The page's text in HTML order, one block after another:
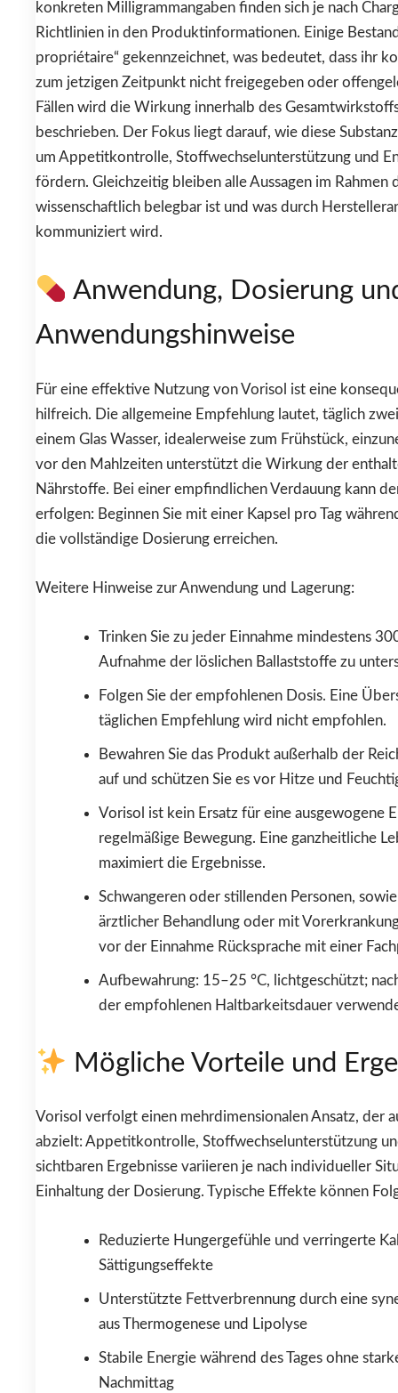
konkreten Milligrammangaben finden sich je nach
Richtlinien in den Produktinformationen. Einige
propriétaire“ gekennzeichnet, was bedeutet, dass ihr
zum jetzigen Zeitpunkt nicht freigegeben oder
Fällen wird die Wirkung innerhalb des
beschrieben. Der Fokus liegt darauf, wie diese
um Appetitkontrolle, Stoffwechselunterstützung und
fördern. Gleichzeitig bleiben alle Aussagen im Rahmen
wissenschaftlich belegbar ist und was durch
kommuniziert wird.
Anwendung, Dosierung
Anwendungshinweise
Für eine effektive Nutzung von Vorisol ist eine
hilfreich. Die allgemeine Empfehlung lautet, täglich
einem Glas Wasser, idealerweise zum Frühstück,
vor den Mahlzeiten unterstützt die Wirkung der
Nährstoffe. Bei einer empfindlichen Verdauung kann
erfolgen: Beginnen Sie mit einer Kapsel pro Tag
die vollständige Dosierung erreichen.
Weitere Hinweise zur Anwendung und Lagerung:
Trinken Sie zu jeder Einnahme mindestens
Aufnahme der löslichen Ballaststoffe zu
Folgen Sie der empfohlenen Dosis. Eine
täglichen Empfehlung wird nicht empfohlen.
Bewahren Sie das Produkt außerhalb der
auf und schützen Sie es vor Hitze und
Vorisol ist kein Ersatz für eine ausgewogene
regelmäßige Bewegung. Eine ganzheitliche
maximiert die Ergebnisse.
Schwangeren oder stillenden Personen,
ärztlicher Behandlung oder mit
vor der Einnahme Rücksprache mit einer
Aufbewahrung: 15–25 °C, lichtgeschützt;
der empfohlenen Haltbarkeitsdauer
Mögliche Vorteile und
Vorisol verfolgt einen mehrdimensionalen Ansatz, der
abzielt: Appetitkontrolle, Stoffwechselunterstützung
sichtbaren Ergebnisse variieren je nach individueller
Einhaltung der Dosierung. Typische Effekte können
Reduzierte Hungergefühle und verringerte
Sättigungseffekte
Unterstützte Fettverbrennung durch eine
aus Thermogenese und Lipolyse
Stabile Energie während des Tages ohne
Nachmittag